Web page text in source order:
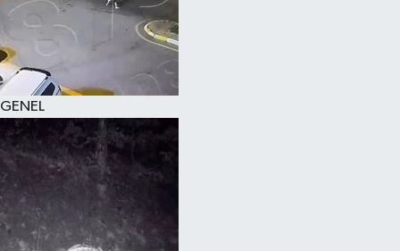
GENEL
KÜLTÜR SANAT
MAGAZİN
SAĞLIK
SİYASET
SPOR